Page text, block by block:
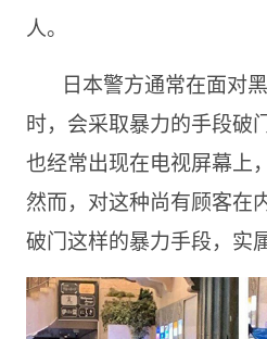
人。
日本警方通常在面对
时，会采取暴力的手段破
也经常出现在电视屏幕上
然而，对这种尚有顾客在
破门这样的暴力手段，实